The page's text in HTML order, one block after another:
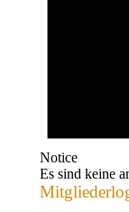
Notice
Es sind keine